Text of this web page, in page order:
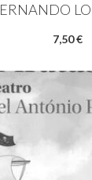
7,50 €